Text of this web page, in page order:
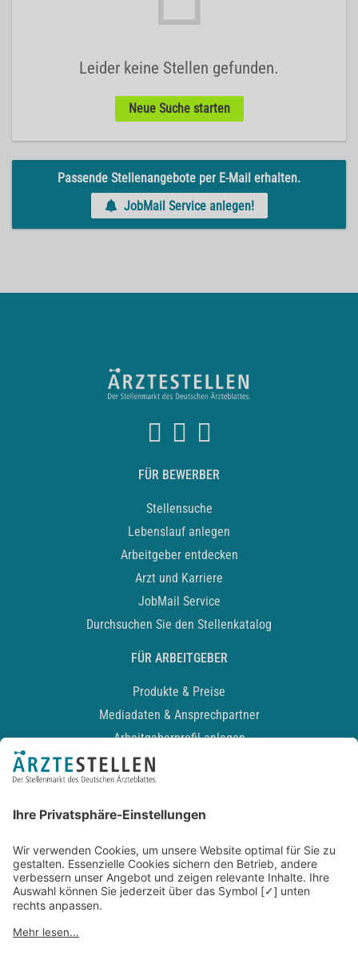
Leider keine Stellen gefunden.
Neue Suche starten
Passende Stellenangebote per E-Mail erhalten.
JobMail Service anlegen!
FÜR BEWERBER
Stellensuche
Lebenslauf anlegen
Arbeitgeber entdecken
Arzt und Karriere
JobMail Service
Durchsuchen Sie den Stellenkatalog
FÜR ARBEITGEBER
Produkte & Preise
Mediadaten & Ansprechpartner
Arbeitgeberprofil anlegen
Recruiting-Podcast
Kontakt
Datenschutz
Newsletter